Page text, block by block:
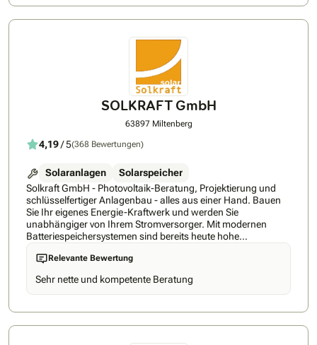
ganzheitliche Planung und Installation von
Photovoltaikanlagen auf Dächern, die Integration von
Eigenverbrauchssteigerung sowie die Einrichtung moderner
Wallboxen für Elektrofahrzeuge.Unser Service beginnt mit
einer individuellen Beratung und einer ausführlichen
Wirtschaftlichkeitsprüfung inklusive Ertragsberechnung. Wir
begleiten Sie von der Fördermittelberatung bis zur
Realisierung Ihres Solarprojekts und stehen Ihnen auch nach
Ihnen eine ökologisch sinnvolle und wirtschaftliche
Energielösung zu bieten, die auch zukünftigen Generationen
zugutekommt.
SOLKRAFT GmbH
63897 Miltenberg
4,19/ 5(368 Bewertungen)
Solaranlagen
Solarspeicher
Solkraft GmbH - Photovoltaik-Beratung, Projektierung und
schlüsselfertiger Anlagenbau - alles aus einer Hand. Bauen
Sie Ihr eigenes Energie-Kraftwerk und werden Sie
unabhängiger von Ihrem Stromversorger. Mit modernen
Batteriespeichersystemen sind bereits heute hohe
Autarkiegrade möglich. Qualifizierte Mitarbeiter, fachliche
Kompetenz und zufriedene Kunden zeichnen uns aus.
Relevante Bewertung
Sehr nette und kompetente Beratung